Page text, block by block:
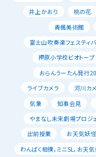
井上かおり
桃の花
青楓美術館
富士山吹奏楽フェスティ
押原小学校ビオトープ
おらんうーたん発行
ライブカメラ
河川カ
気象
知事会見
やまなし未来劇場プロジ
出前授業
お天気妖怪
わんぱく相撲，ミニSL，お天